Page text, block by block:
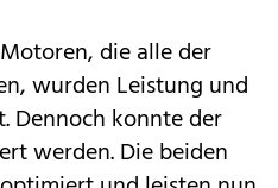
die alle der
wurden Leistung und
Dennoch konnte der
werden. Die beiden